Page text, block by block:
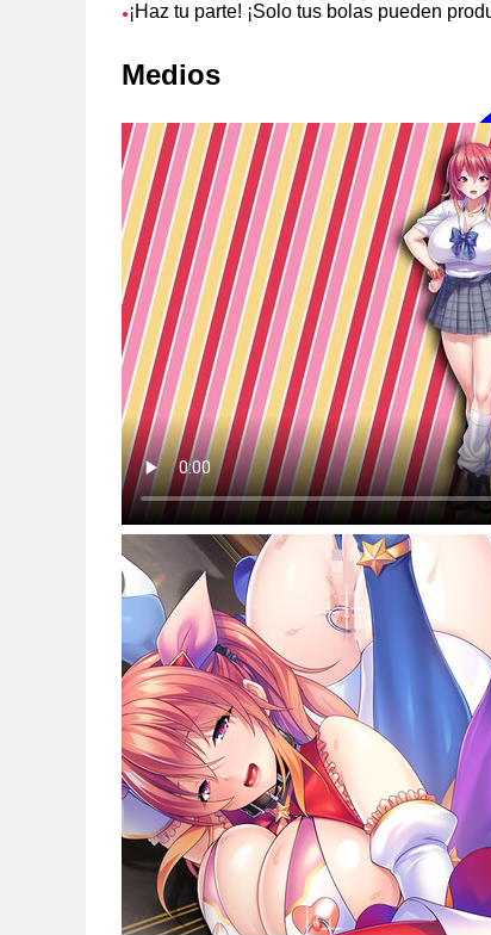
● ¡Haz tu parte! ¡Solo tus bolas pueden
Medios